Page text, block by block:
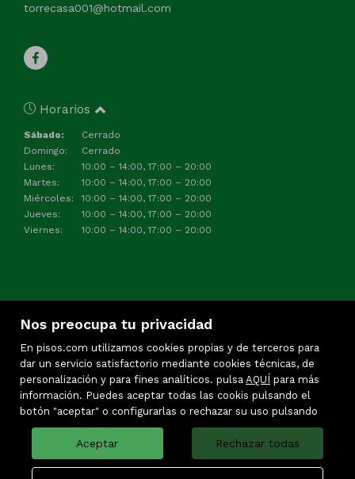
Nos preocupa tu privacidad
En pisos.com utilizamos cookies propias y de terceros para
dar un servicio satisfactorio mediante cookies técnicas, de
personalización y para fines analíticos. pulsa AQUÍ para más
información. Puedes aceptar todas las cookis pulsando el
botón "aceptar" o configurarlas o rechazar su uso pulsando
Aceptar Rechazar todas
torrecasa001@hotmail.com
Horarios
Sábado:
Cerrado
Domingo:
Cerrado
Lunes:
10:00 – 14:00, 17:00 – 20:00
Martes:
10:00 – 14:00, 17:00 – 20:00
Miércoles:
10:00 – 14:00, 17:00 – 20:00
Jueves:
10:00 – 14:00, 17:00 – 20:00
Viernes:
10:00 – 14:00, 17:00 – 20:00
Inmuebles destacados
Mapa Web
Favoritos